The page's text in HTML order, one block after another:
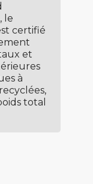
le
certifié
et
à
total